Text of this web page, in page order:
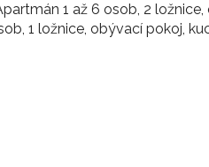
1 až 6 osob, 2
1 ložnice, obývací pokoj,